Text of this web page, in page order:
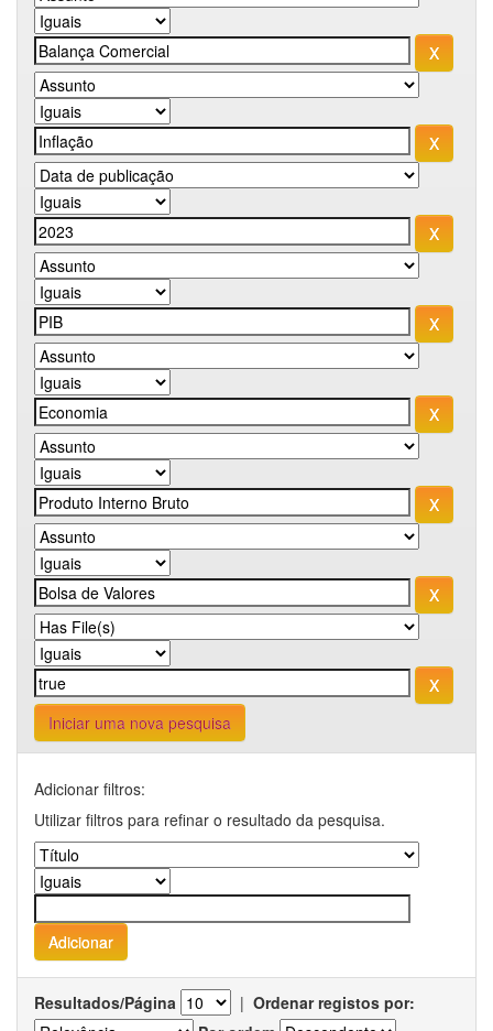
Iniciar uma nova pesquisa
Adicionar filtros:
Utilizar filtros para refinar o resultado da pesquisa.
Resultados/Página | Ordenar registos por: